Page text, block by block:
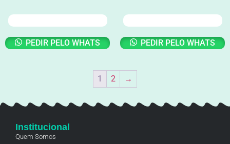
ADICIONAR AO CARRINHO
PEDIR PELO WHATS
ADICIONAR AO CARRINHO
PEDIR PELO WHATS
1 2 →
Institucional
Quem Somos